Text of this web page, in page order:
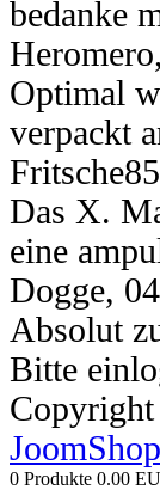
bedanke
Heromero,
Optimal
verpackt
Fritsche85
Das X.
eine
Dogge,
Absolut
Bitte
0 Produkte 0.00